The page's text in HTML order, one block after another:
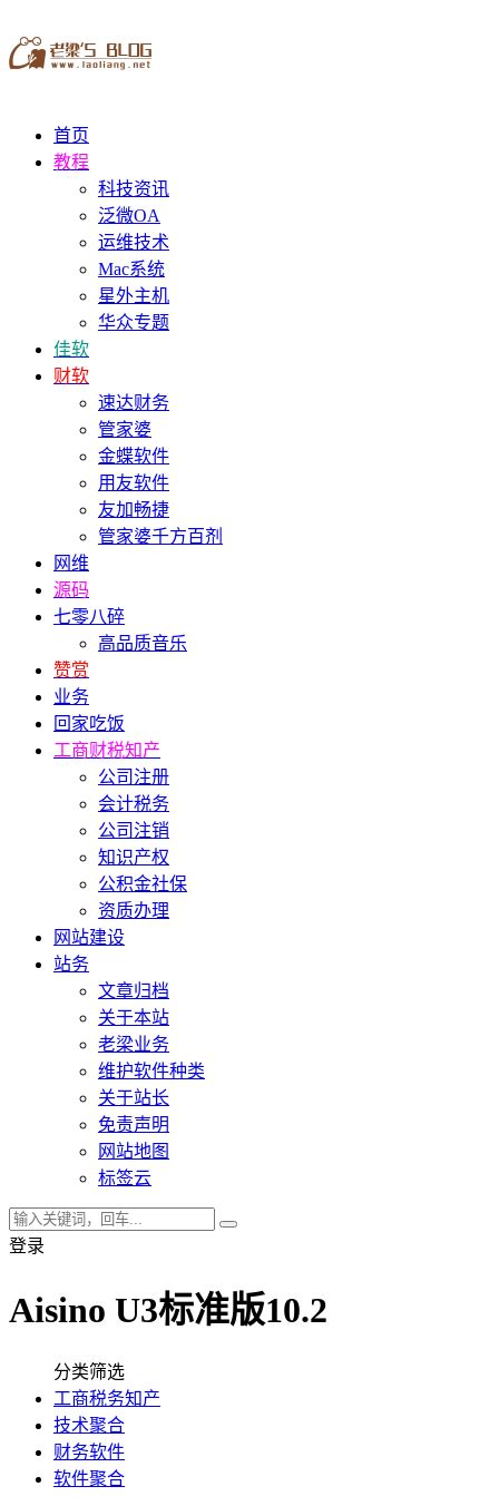
首页
教程
科技资讯
泛微OA
运维技术
Mac系统
星外主机
华众专题
佳软
财软
速达财务
管家婆
金蝶软件
用友软件
友加畅捷
管家婆千方百剂
网维
源码
七零八碎
高品质音乐
赞赏
业务
回家吃饭
工商财税知产
公司注册
会计税务
公司注销
知识产权
公积金社保
资质办理
网站建设
站务
文章归档
关于本站
老梁业务
维护软件种类
关于站长
免责声明
网站地图
标签云
登录
Aisino U3标准版10.2
分类筛选
工商税务知产
技术聚合
财务软件
软件聚合